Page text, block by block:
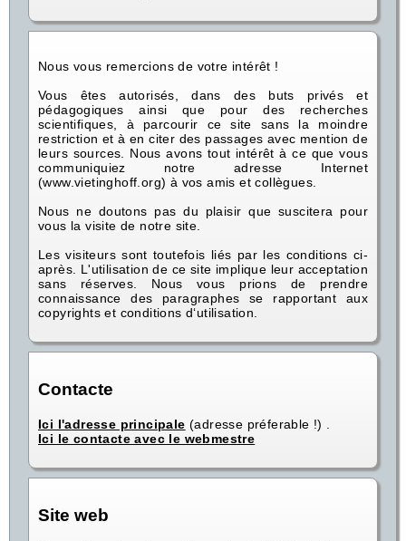
Nous vous remercions de votre intérêt !
Vous êtes autorisés, dans des buts privés et
pédagogiques ainsi que pour des recherches
scientifiques, à parcourir ce site sans la moindre
restriction et à en citer des passages avec mention de
leurs sources. Nous avons tout intérêt à ce que vous
communiquiez notre adresse Internet
(www.vietinghoff.org) à vos amis et collègues.
Nous ne doutons pas du plaisir que suscitera pour
vous la visite de notre site.
Les visiteurs sont toutefois liés par les conditions ci-
après. L'utilisation de ce site implique leur acceptation
sans réserves. Nous vous prions de prendre
connaissance des paragraphes se rapportant aux
copyrights et conditions d‘utilisation.
Contacte
Ici l'adresse principale (adresse préferable !) .
Ici le contacte avec le webmestre
Site web